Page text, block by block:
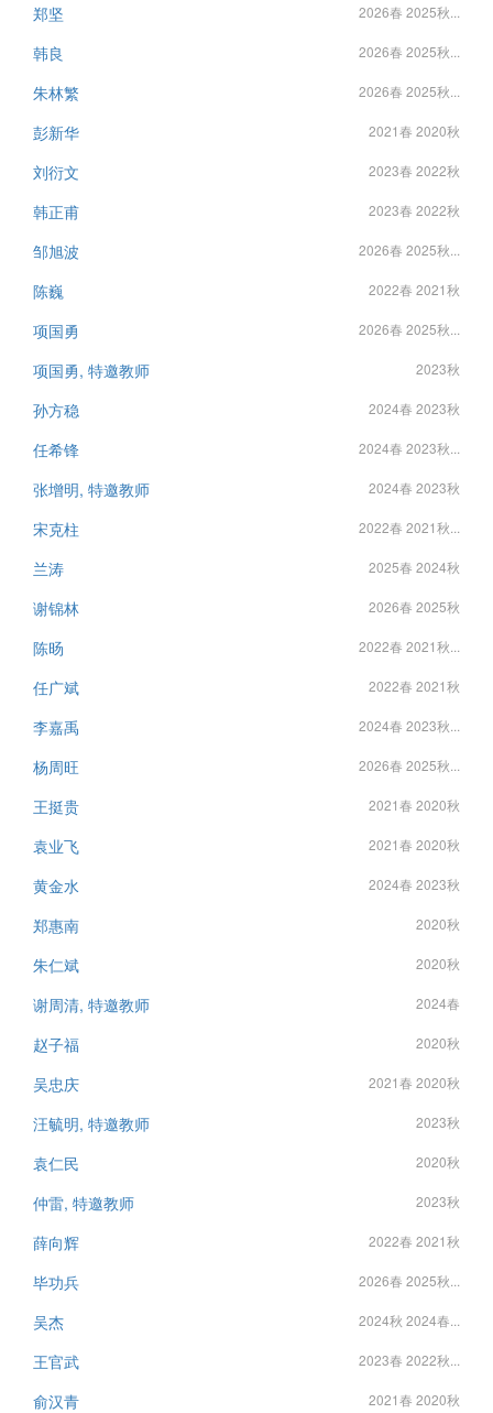
郑坚 2026春 2025秋...
韩良 2026春 2025秋...
朱林繁 2026春 2025秋...
彭新华 2021春 2020秋
刘衍文 2023春 2022秋
韩正甫 2023春 2022秋
邹旭波 2026春 2025秋...
陈巍 2022春 2021秋
项国勇 2026春 2025秋...
项国勇, 特邀教师 2023秋
孙方稳 2024春 2023秋
任希锋 2024春 2023秋...
张增明, 特邀教师 2024春 2023秋
宋克柱 2022春 2021秋...
兰涛 2025春 2024秋
谢锦林 2026春 2025秋
陈旸 2022春 2021秋...
任广斌 2022春 2021秋
李嘉禹 2024春 2023秋...
杨周旺 2026春 2025秋...
王挺贵 2021春 2020秋
袁业飞 2021春 2020秋
黄金水 2024春 2023秋
郑惠南 2020秋
朱仁斌 2020秋
谢周清, 特邀教师 2024春
赵子福 2020秋
吴忠庆 2021春 2020秋
汪毓明, 特邀教师 2023秋
袁仁民 2020秋
仲雷, 特邀教师 2023秋
薛向辉 2022春 2021秋
毕功兵 2026春 2025秋...
吴杰 2024秋 2024春...
王官武 2023春 2022秋...
俞汉青 2021春 2020秋